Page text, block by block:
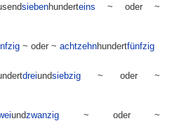
siebenhunderteins ~ oder ~
~ oder ~achtzehnhundertfünfzig
dreiundsiebzig ~ oder ~
undzwanzig ~ oder ~